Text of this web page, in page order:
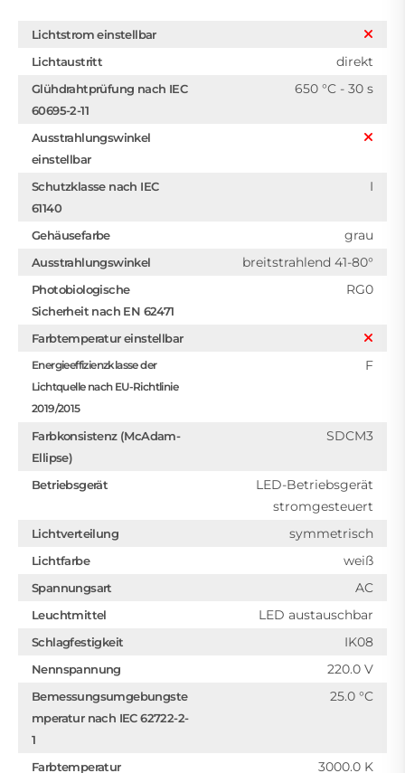
Lichtstrom einstellbar
Lichtaustritt
direkt
Glühdrahtprüfung nach IEC
60695-2-11
650 °C - 30 s
Ausstrahlungswinkel
einstellbar
Schutzklasse nach IEC
61140
I
Gehäusefarbe grau
Ausstrahlungswinkel breitstrahlend 41-80°
Photobiologische
Sicherheit nach EN 62471
RG0
Farbtemperatur einstellbar
Energieeffizienzklasse der
Lichtquelle nach EU-Richtlinie
2019/2015
F
Farbkonsistenz (McAdam-
Ellipse)
SDCM3
Betriebsgerät
LED-Betriebsgerät
stromgesteuert
Lichtverteilung symmetrisch
Lichtfarbe weiß
Spannungsart AC
Leuchtmittel LED austauschbar
Schlagfestigkeit IK08
Nennspannung 220.0 V
Bemessungsumgebungste
mperatur nach IEC 62722-2-
1
25.0 °C
Farbtemperatur 3000.0 K